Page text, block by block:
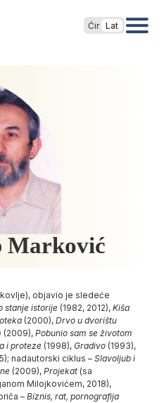
Ćir Lat
Marković
objavio je sledeće
stanje istorije (1982, 2012), Kiša
(2000), Drvo u dvorištu
(2009), Pobunio sam se životom
i proteze (1998), Gradivo (1993),
nadautorski ciklus – Slavoljub i
(2009), Projekat (sa
Milojkovićem, 2018),
–Biznis, rat, pornografija